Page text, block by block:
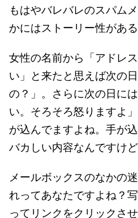
もはやバレバレのスパム
かにはストーリー性があ
女性の名前から「アドレ
い」と来たと思えば次の
の？」。さらに次の日に
い。そろそろ怒りますよ
が込んでますよね。手が
バカしい内容なんですけど
メールボックスのなかの
れってあなたですよね？
ってリンクをクリックさ